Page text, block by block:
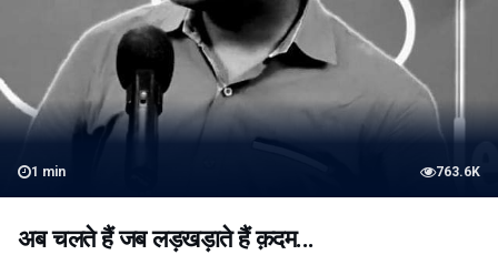
1 min 763.6K
अब चलते हैं जब लड़खड़ाते हैं क़दम...